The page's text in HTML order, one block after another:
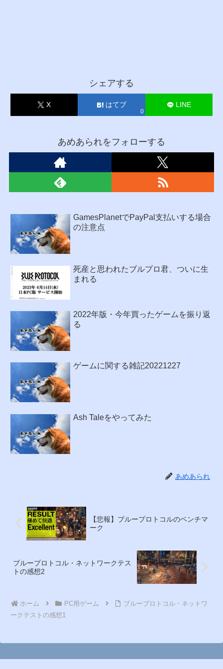
シェアする
X はてブ
0
LINE
あめあられをフォローする
GamesPlanetでPayPal支払いする場合
の注意点
死産と思われたブルプロ君、ついに生
まれる
2022年版・今年買ったゲームを振り返
る
ゲームに関する雑記20221227
Ash Taleをやってみた
あめあられ
【悲報】ブループロトコルのベンチマ
ーク
ブループロトコル・ネットワークテス
トの感想2
ホーム PC用ゲーム
ブループロトコル・ネットワ
ークテストの感想1